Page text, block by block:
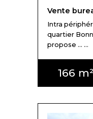
Vente
Intra
quartier
propose ... ...
166 m²